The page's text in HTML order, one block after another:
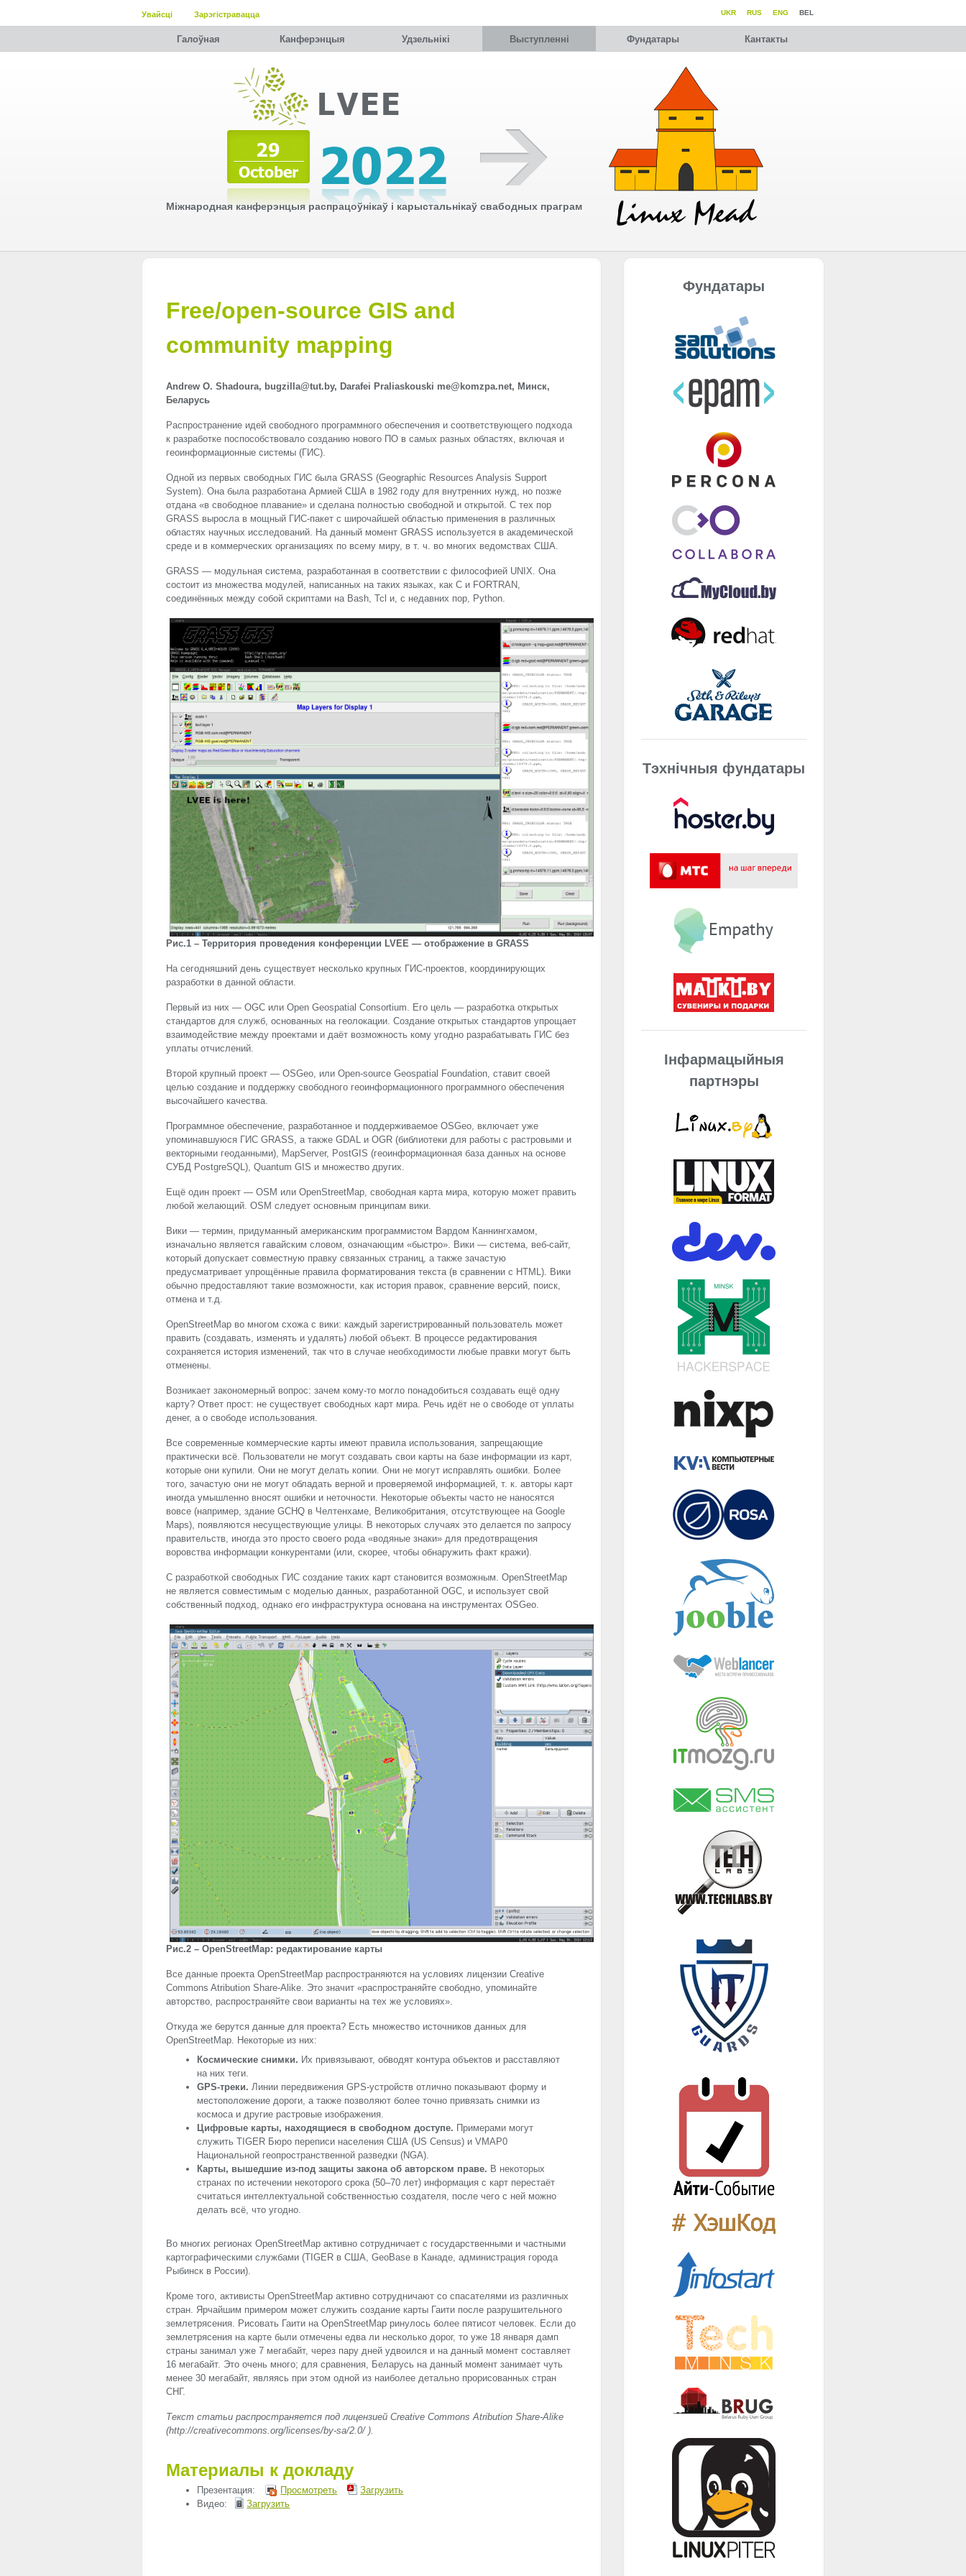
Увайсці Зарэгістравацца BEL
ENG
RUS
UKR
Галоўная Канферэнцыя Удзельнiкi Выступленні Фундатары Кантакты
Міжнародная канферэнцыя распрацоўнікаў і карыстальнікаў свабодных праграм
Free/open-source GIS and
community mapping
Andrew O. Shadoura, bugzilla@tut.by, Darafei Praliaskouski me@komzpa.net, Минск,
Беларусь
Распространение идей свободного программного обеспечения и соответствующего подхода
к разработке поспособствовало созданию нового ПО в самых разных областях, включая и
геоинформационные системы (ГИС).
Одной из первых свободных ГИС была GRASS (Geographic Resources Analysis Support
System). Она была разработана Армией США в 1982 году для внутренних нужд, но позже
отдана «в свободное плавание» и сделана полностью свободной и открытой. С тех пор
GRASS выросла в мощный ГИС-пакет с широчайшей областью применения в различных
областях научных исследований. На данный момент GRASS используется в академической
среде и в коммерческих организациях по всему миру, в т. ч. во многих ведомствах США.
GRASS — модульная система, разработанная в соответствии с философией UNIX. Она
состоит из множества модулей, написанных на таких языках, как C и FORTRAN,
соединённых между собой скриптами на Bash, Tcl и, с недавних пор, Python.
Рис.1 – Территория проведения конференции LVEE — отображение в GRASS
На сегодняшний день существует несколько крупных ГИС-проектов, координирующих
разработки в данной области.
Первый из них — OGC или Open Geospatial Consortium. Его цель — разработка открытых
стандартов для служб, основанных на геолокации. Создание открытых стандартов упрощает
взаимодействие между проектами и даёт возможность кому угодно разрабатывать ГИС без
уплаты отчислений.
Второй крупный проект — OSGeo, или Open-source Geospatial Foundation, ставит своей
целью создание и поддержку свободного геоинформационного программного обеспечения
высочайшего качества.
Программное обеспечение, разработанное и поддерживаемое OSGeo, включает уже
упоминавшуюся ГИС GRASS , а также GDAL и OGR (библиотеки для работы с растровыми и
векторными геоданными), MapServer, PostGIS (геоинформационная база данных на основе
СУБД PostgreSQL), Quantum GIS и множество других.
Ещё один проект — OSM или OpenStreetMap, свободная карта мира, которую может править
любой желающий. OSM следует основным принципам вики.
Вики — термин, придуманный американским программистом Вардом Каннингхамом,
изначально является гавайским словом, означающим «быстро». Вики — система, веб-сайт,
который допускает совместную правку связанных страниц, а также зачастую
предусматривает упрощённые правила форматирования текста (в сравнении с HTML ). Вики
обычно предоставляют такие возможности, как история правок, сравнение версий, поиск,
отмена и т.д.
OpenStreetMap во многом схожа с вики: каждый зарегистрированный пользователь может
править (создавать, изменять и удалять) любой объект. В процессе редактирования
сохраняется история изменений, так что в случае необходимости любые правки могут быть
отменены.
Возникает закономерный вопрос: зачем кому-то могло понадобиться создавать ещё одну
карту? Ответ прост: не существует свободных карт мира. Речь идёт не о свободе от уплаты
денег, а о свободе использования.
Все современные коммерческие карты имеют правила использования, запрещающие
практически всё. Пользователи не могут создавать свои карты на базе информации из карт,
которые они купили. Они не могут делать копии. Они не могут исправлять ошибки. Более
того, зачастую они не могут обладать верной и проверяемой информацией, т. к. авторы карт
иногда умышленно вносят ошибки и неточности. Некоторые объекты часто не наносятся
вовсе (например, здание GCHQ в Челтенхаме, Великобритания, отсутствующее на Google
Maps), появляются несуществующие улицы. В некоторых случаях это делается по запросу
правительств, иногда это просто своего рода «водяные знаки» для предотвращения
воровства информации конкурентами (или, скорее, чтобы обнаружить факт кражи).
С разработкой свободных ГИС создание таких карт становится возможным. OpenStreetMap
не является совместимым с моделью данных, разработанной OGC , и использует свой
собственный подход, однако его инфраструктура основана на инструментах OSGeo.
Рис.2 – OpenStreetMap: редактирование карты
Все данные проекта OpenStreetMap распространяются на условиях лицензии Creative
Commons Atribution Share-Alike. Это значит «распространяйте свободно, упоминайте
авторство, распространяйте свои варианты на тех же условиях».
Откуда же берутся данные для проекта? Есть множество источников данных для
OpenStreetMap. Некоторые из них:
Космические снимки. Их привязывают, обводят контура объектов и расставляют
на них теги.
GPS-треки. Линии передвиженияGPS-устройств отлично показывают форму и
местоположение дороги, а также позволяют более точно привязать снимки из
космоса и другие растровые изображения.
Цифровые карты, находящиеся в свободном доступе. Примерами могут
служитьTIGER Бюро переписи населения США (US Census) и VMAP0
Национальной геопространственной разведки (NGA).
Карты, вышедшие из-под защиты закона об авторском праве. В некоторых
странах по истечении некоторого срока (50–70 лет) информация с карт перестаёт
считаться интеллектуальной собственностью создателя, после чего с ней можно
делать всё, что угодно.
Во многих регионах OpenStreetMap активно сотрудничает с государственными и частными
картографическими службами (TIGER в США, GeoBase в Канаде, администрация города
Рыбинск в России).
Кроме того, активисты OpenStreetMap активно сотрудничают со спасателями из различных
стран. Ярчайшим примером может служить создание карты Гаити после разрушительного
землетрясения. Рисовать Гаити на OpenStreetMap ринулось более пятисот человек. Если до
землетрясения на карте были отмечены едва ли несколько дорог, то уже 18 января дамп
страны занимал уже 7 мегабайт, через пару дней удвоился и на данный момент составляет
16 мегабайт. Это очень много; для сравнения, Беларусь на данный момент занимает чуть
менее 30 мегабайт, являясь при этом одной из наиболее детально прорисованных стран
СНГ.
Текст статьи распространяется под лицензией Creative Commons Atribution Share-Alike
(http://creativecommons.org/licenses/by-sa/2.0/ ).
Материалы к докладу
Презентация: Просмотреть
Загрузить
Видео:
Загрузить
Фундатары
Тэхнічныя фундатары
Інфармацыйныя
партнэры